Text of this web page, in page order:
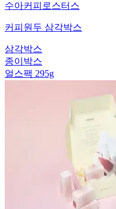
수아커피로스터스
커피원두 삼각박스
삼각박스
종이박스
얼스팩 295g